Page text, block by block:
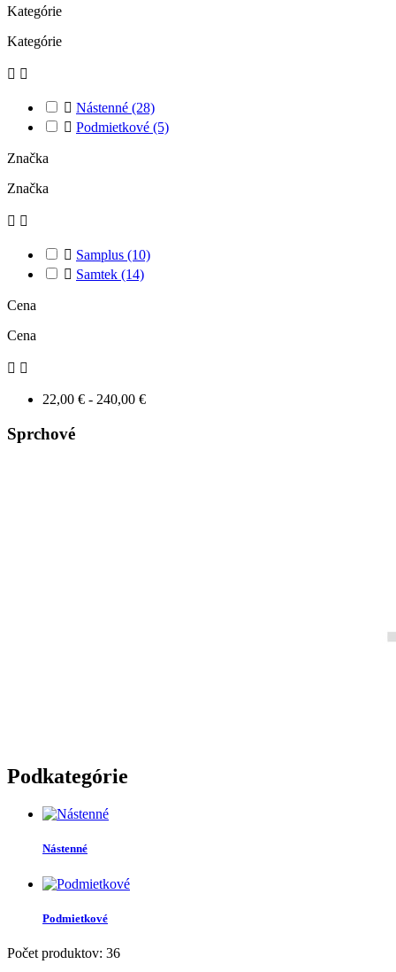
Kategórie
Kategórie
 
 Nástenné (28)
 Podmietkové (5)
Značka
Značka
 
 Samplus (10)
 Samtek (14)
Cena
Cena
 
22,00 € - 240,00 €
Sprchové
Podkategórie
Nástenné
Podmietkové
Počet produktov: 36